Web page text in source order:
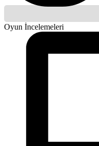
Oyun İncelemeleri